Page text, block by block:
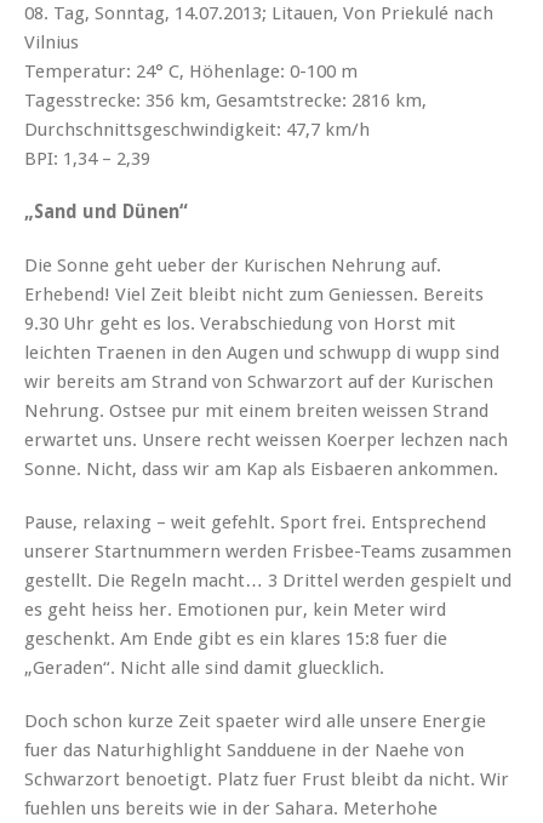
08. Tag, Sonntag, 14.07.2013; Litauen, Von Priekulé nach
Vilnius
Temperatur: 24° C, Höhenlage: 0-100 m
Tagesstrecke: 356 km, Gesamtstrecke: 2816 km,
Durchschnittsgeschwindigkeit: 47,7 km/h
BPI: 1,34 – 2,39
„Sand und Dünen“
Die Sonne geht ueber der Kurischen Nehrung auf.
Erhebend! Viel Zeit bleibt nicht zum Geniessen. Bereits
9.30 Uhr geht es los. Verabschiedung von Horst mit
leichten Traenen in den Augen und schwupp di wupp sind
wir bereits am Strand von Schwarzort auf der Kurischen
Nehrung. Ostsee pur mit einem breiten weissen Strand
erwartet uns. Unsere recht weissen Koerper lechzen nach
Sonne. Nicht, dass wir am Kap als Eisbaeren ankommen.
Pause, relaxing – weit gefehlt. Sport frei. Entsprechend
unserer Startnummern werden Frisbee-Teams zusammen
gestellt. Die Regeln macht… 3 Drittel werden gespielt und
es geht heiss her. Emotionen pur, kein Meter wird
geschenkt. Am Ende gibt es ein klares 15:8 fuer die
„Geraden“. Nicht alle sind damit gluecklich.
Doch schon kurze Zeit spaeter wird alle unsere Energie
fuer das Naturhighlight Sandduene in der Naehe von
Schwarzort benoetigt. Platz fuer Frust bleibt da nicht. Wir
fuehlen uns bereits wie in der Sahara. Meterhohe